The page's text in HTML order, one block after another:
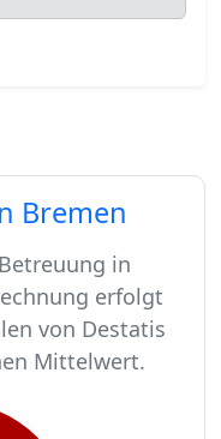
Bremen
in
erfolgt
von Destatis
Mittelwert.
Menschen.
sind rund
Menschen
in